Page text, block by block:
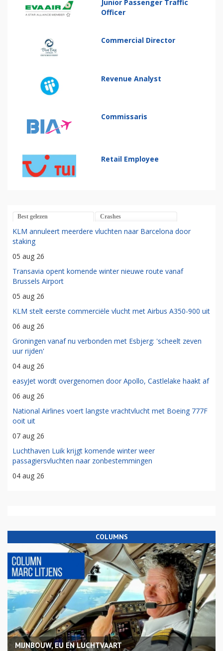
Junior Passenger Traffic
Officer
Commercial Director
Revenue Analyst
Commissaris
Retail Employee
Best gelezen Crashes
KLM annuleert meerdere vluchten naar Barcelona door
staking
05 aug 26
Transavia opent komende winter nieuwe route vanaf
Brussels Airport
05 aug 26
KLM stelt eerste commerciële vlucht met Airbus A350-900 uit
06 aug 26
Groningen vanaf nu verbonden met Esbjerg: 'scheelt zeven
uur rijden'
04 aug 26
easyJet wordt overgenomen door Apollo, Castlelake haakt af
06 aug 26
National Airlines voert langste vrachtvlucht met Boeing 777F
ooit uit
07 aug 26
Luchthaven Luik krijgt komende winter weer
passagiersvluchten naar zonbestemmingen
04 aug 26
COLUMNS
MIJNBOUW, EU EN LUCHTVAART